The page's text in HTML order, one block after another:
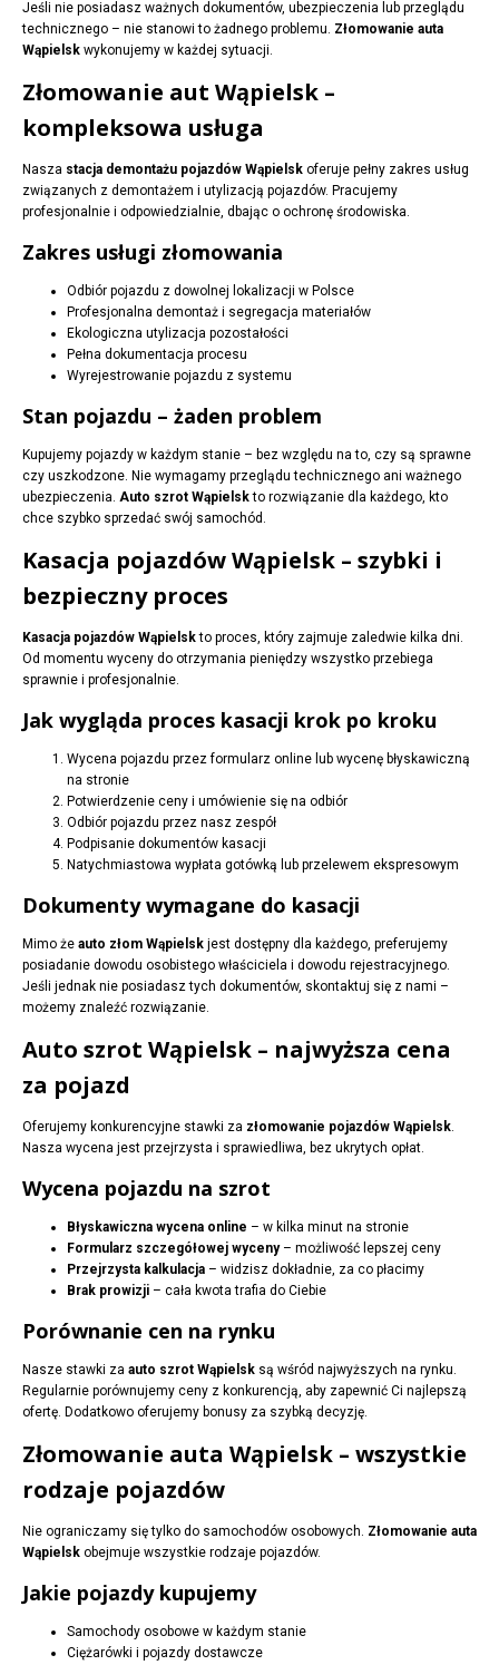
Jeśli nie posiadasz ważnych dokumentów, ubezpieczenia lub przeglądu
technicznego – nie stanowi to żadnego problemu. Złomowanie auta
Wąpielsk wykonujemy w każdej sytuacji.
Złomowanie aut Wąpielsk –
kompleksowa usługa
Nasza stacja demontażu pojazdów Wąpielsk oferuje pełny zakres usług
związanych z demontażem i utylizacją pojazdów. Pracujemy
profesjonalnie i odpowiedzialnie, dbając o ochronę środowiska.
Zakres usługi złomowania
Odbiór pojazdu z dowolnej lokalizacji w Polsce
Profesjonalna demontaż i segregacja materiałów
Ekologiczna utylizacja pozostałości
Pełna dokumentacja procesu
Wyrejestrowanie pojazdu z systemu
Stan pojazdu – żaden problem
Kupujemy pojazdy w każdym stanie – bez względu na to, czy są sprawne
czy uszkodzone. Nie wymagamy przeglądu technicznego ani ważnego
ubezpieczenia. Auto szrot Wąpielskto rozwiązanie dla każdego, kto
chce szybko sprzedać swój samochód.
Kasacja pojazdów Wąpielsk – szybki i
bezpieczny proces
Kasacja pojazdów Wąpielskto proces, który zajmuje zaledwie kilka dni.
Od momentu wyceny do otrzymania pieniędzy wszystko przebiega
sprawnie i profesjonalnie.
Jak wygląda proces kasacji krok po kroku
Wycena pojazdu przez formularz online lub wycenę błyskawiczną
na stronie
Potwierdzenie ceny i umówienie się na odbiór
Odbiór pojazdu przez nasz zespół
Podpisanie dokumentów kasacji
Natychmiastowa wypłata gotówką lub przelewem ekspresowym
Dokumenty wymagane do kasacji
Mimo że auto złom Wąpielsk jest dostępny dla każdego, preferujemy
posiadanie dowodu osobistego właściciela i dowodu rejestracyjnego.
Jeśli jednak nie posiadasz tych dokumentów, skontaktuj się z nami –
możemy znaleźć rozwiązanie.
Auto szrot Wąpielsk – najwyższa cena
za pojazd
Oferujemy konkurencyjne stawki za złomowanie pojazdów Wąpielsk.
Nasza wycena jest przejrzysta i sprawiedliwa, bez ukrytych opłat.
Wycena pojazdu na szrot
Błyskawiczna wycena online – w kilka minut na stronie
Formularz szczegółowej wyceny– możliwość lepszej ceny
Przejrzysta kalkulacja – widzisz dokładnie, za co płacimy
Brak prowizji – cała kwota trafia do Ciebie
Porównanie cen na rynku
Nasze stawki za auto szrot Wąpielsk są wśród najwyższych na rynku.
Regularnie porównujemy ceny z konkurencją, aby zapewnić Ci najlepszą
ofertę. Dodatkowo oferujemy bonusy za szybką decyzję.
Złomowanie auta Wąpielsk – wszystkie
rodzaje pojazdów
Nie ograniczamy się tylko do samochodów osobowych. Złomowanie auta
Wąpielsk obejmuje wszystkie rodzaje pojazdów.
Jakie pojazdy kupujemy
Samochody osobowe w każdym stanie
Ciężarówki i pojazdy dostawcze